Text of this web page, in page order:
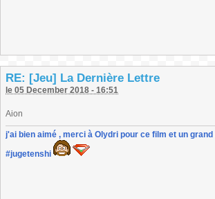
RE: [Jeu] La Dernière Lettre
le 05 December 2018 - 16:51
Aion
j'ai bien aimé , merci à Olydri pour ce film et un
#jugetenshi